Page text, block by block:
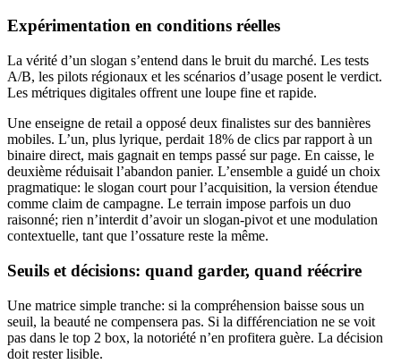
Expérimentation en conditions réelles
La vérité d’un slogan s’entend dans le bruit du marché. Les tests
A/B, les pilots régionaux et les scénarios d’usage posent le verdict.
Les métriques digitales offrent une loupe fine et rapide.
Une enseigne de retail a opposé deux finalistes sur des bannières
mobiles. L’un, plus lyrique, perdait 18% de clics par rapport à un
binaire direct, mais gagnait en temps passé sur page. En caisse, le
deuxième réduisait l’abandon panier. L’ensemble a guidé un choix
pragmatique: le slogan court pour l’acquisition, la version étendue
comme claim de campagne. Le terrain impose parfois un duo
raisonné; rien n’interdit d’avoir un slogan-pivot et une modulation
contextuelle, tant que l’ossature reste la même.
Seuils et décisions: quand garder, quand réécrire
Une matrice simple tranche: si la compréhension baisse sous un
seuil, la beauté ne compensera pas. Si la différenciation ne se voit
pas dans le top 2 box, la notoriété n’en profitera guère. La décision
doit rester lisible.